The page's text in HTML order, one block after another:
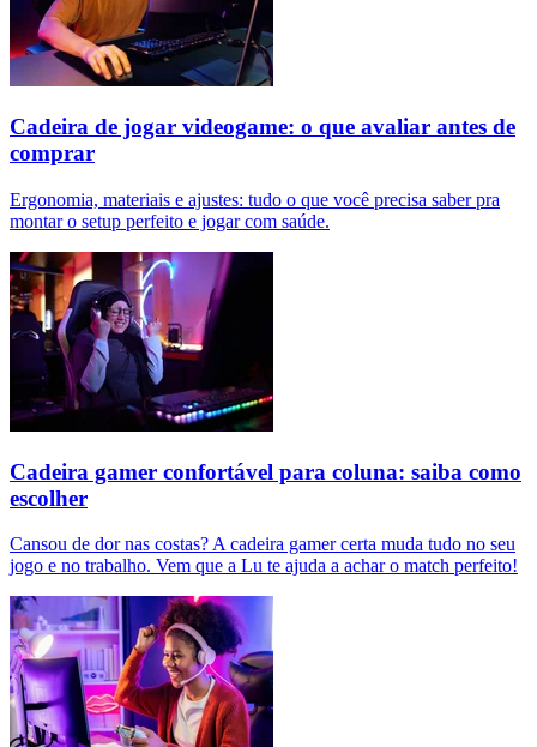
Cadeira de jogar videogame: o que avaliar antes de
comprar
Ergonomia, materiais e ajustes: tudo o que você precisa saber pra
montar o setup perfeito e jogar com saúde.
Cadeira gamer confortável para coluna: saiba como
escolher
Cansou de dor nas costas? A cadeira gamer certa muda tudo no seu
jogo e no trabalho. Vem que a Lu te ajuda a achar o match perfeito!